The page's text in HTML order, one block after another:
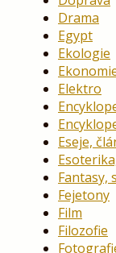
Drama
Egypt
Ekologie
Elektro
Eseje,
Fantasy,
Fejetony
Film
Filozofie